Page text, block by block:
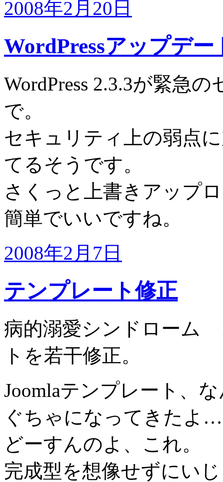
2008年2月20日
WordPressアップデー
WordPress 2.3.3が緊急
で。
セキュリティ上の弱点
てるそうです。
さくっと上書きアップ
簡単でいいですね。
2008年2月7日
テンプレート修正
病的溺愛シンドローム
トを若干修正。
Joomlaテンプレート、
ぐちゃになってきたよ
どーすんのよ、これ。
完成型を想像せずにい